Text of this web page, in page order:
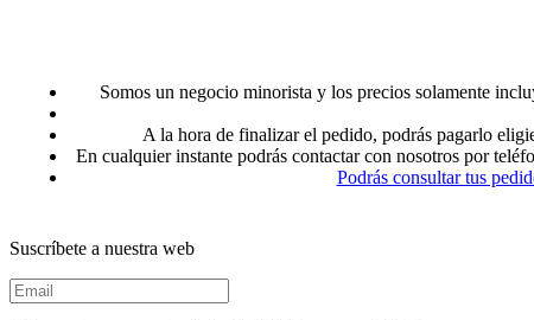
Somos un negocio minorista y los precios solamente
A la hora de finalizar el pedido, podrás pagarlo
En cualquier instante podrás contactar con nosotros por
Podrás consultar tus
Suscríbete a nuestra web